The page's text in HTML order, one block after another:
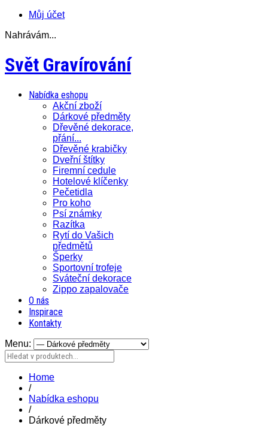
Můj účet
Nahrávám...
Svět Gravírování
Nabídka eshopu
Akční zboží
Dárkové předměty
Dřevěné dekorace,
přání...
Dřevěné krabičky
Dveřní štítky
Firemní cedule
Hotelové klíčenky
Pečetidla
Pro koho
Psí známky
Razítka
Rytí do Vašich
předmětů
Šperky
Sportovní trofeje
Sváteční dekorace
Zippo zapalovače
O nás
Inspirace
Kontakty
Menu:
Home
/
Nabídka eshopu
/
Dárkové předměty